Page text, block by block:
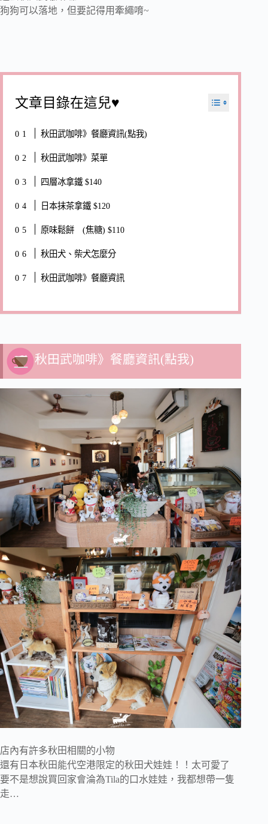
狗狗可以落地，但要記得用牽繩唷~
文章目錄在這兒♥
秋田武咖啡》餐廳資訊(點我)
秋田武咖啡》菜單
四層冰拿鐵 $140
日本抹茶拿鐵 $120
原味鬆餅 (焦糖) $110
秋田犬、柴犬怎麼分
秋田武咖啡》餐廳資訊
秋田武咖啡》餐廳資訊(點我)
店內有許多秋田相關的小物
還有日本秋田能代空港限定的秋田犬娃娃！！太可愛了
要不是想說買回家會淪為Tila的口水娃娃，我都想帶一隻
走…